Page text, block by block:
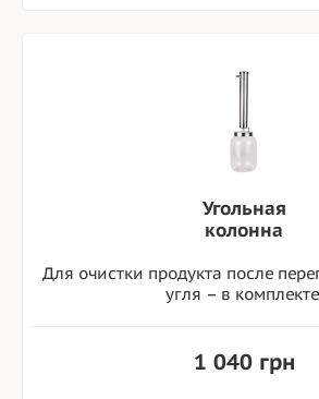
Угольная
колонна
Для очистки продукта после
угля – в
1 040 грн